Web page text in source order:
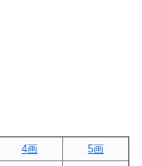
4画
5画